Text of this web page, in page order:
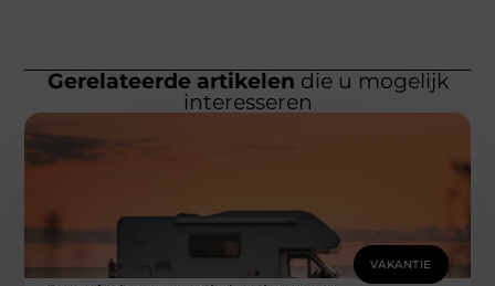
Gerelateerde artikelen die u mogelijk
interesseren
VAKANTIE